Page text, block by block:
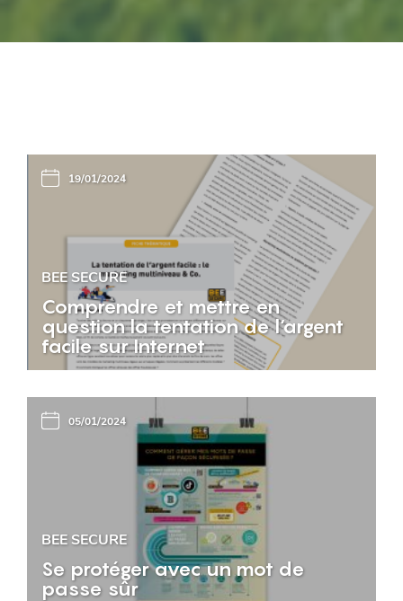
19/01/2024
BEE SECURE
Comprendre et mettre en
question la tentation de l‘argent
facile sur Internet
05/01/2024
BEE SECURE
Se protéger avec un mot de
passe sûr